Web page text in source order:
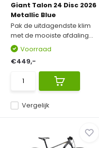
Giant Talon 24 Disc 2026
Metallic Blue
Pak de uitdagendste klim
met de mooiste afdaling...
Vergelijk
Voorraad
€449,-